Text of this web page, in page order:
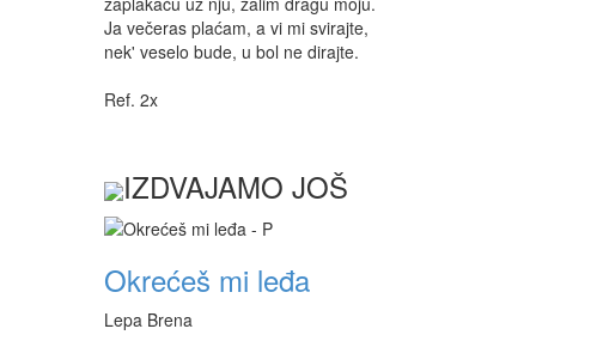
Ja večeras plaćam, a vi mi svirajte,
nek' veselo bude, u bol ne dirajte.
Ref. 2x
IZDVAJAMO JOŠ
Okrećeš mi leđa
Lepa Brena